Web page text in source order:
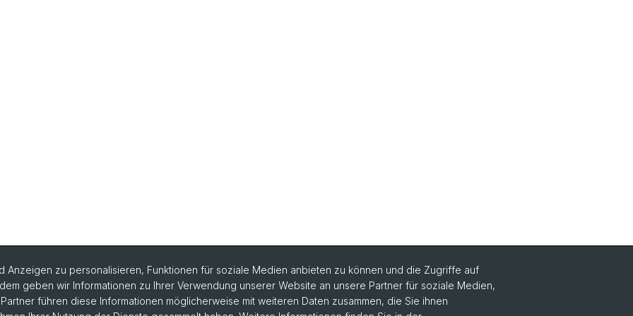
Social Media
Anzeigen zu personalisieren, Funktionen für soziale Medien anbieten zu können und die Zugriffe auf
geben wir Informationen zu Ihrer Verwendung unserer Website an unsere Partner für soziale Medien,
führen diese Informationen möglicherweise mit weiteren Daten zusammen, die Sie ihnen